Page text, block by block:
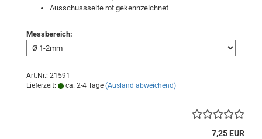
Ausschussseite rot gekennzeichnet
Messbereich:
Art.Nr.: 21591
Lieferzeit:
ca. 2-4 Tage (Ausland abweichend)
7,25 EUR